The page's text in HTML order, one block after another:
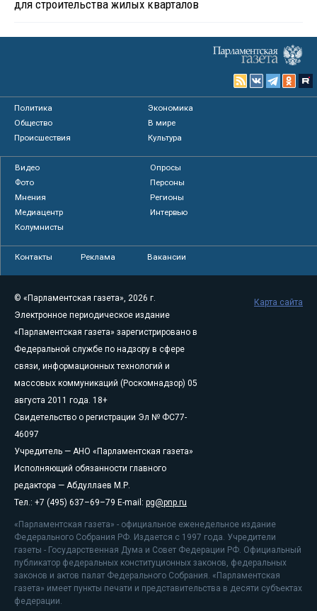
для строительства жилых кварталов
Политика
Экономика
Общество
В мире
Происшествия
Культура
Видео
Опросы
Фото
Персоны
Мнения
Регионы
Медиацентр
Интервью
Колумнисты
Контакты Реклама Вакансии
© «Парламентская газета», 2026 г.
Электронное периодическое издание
«Парламентская газета» зарегистрировано в
Федеральной службе по надзору в сфере
связи, информационных технологий и
массовых коммуникаций (Роскомнадзор) 05
августа 2011 года. 18+
Свидетельство о регистрации Эл № ФС77-
46097
Учредитель — АНО «Парламентская газета»
Исполняющий обязанности главного
редактора — Абдуллаев М.Р.
Тел.: +7 (495) 637–69–79 E-mail: pg@pnp.ru
«Парламентская газета» - официальное еженедельное издание
Федерального Собрания РФ. Издается с 1997 года. Учредители
газеты - Государственная Дума и Совет Федерации РФ. Официальный
публикатор федеральных конституционных законов, федеральных
законов и актов палат Федерального Собрания. «Парламентская
газета» имеет пункты печати и представительства в десяти субъектах
федерации.
Карта сайта